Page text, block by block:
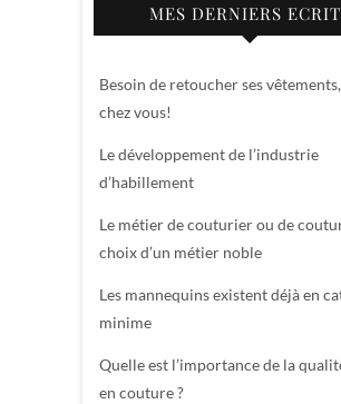
MES DERNIERS
Besoin de retoucher ses
chez vous!
Le développement de l’industrie
d’habillement
Le métier de couturier ou de
choix d’un métier noble
Les mannequins existent déjà en
minime
Quelle est l’importance de la
en couture ?